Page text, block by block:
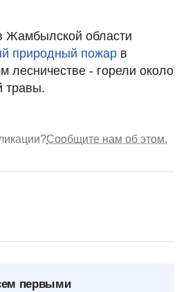
Жамбылской области
природный пожар в
лесничестве - горели около
травы.
Сообщите нам об этом.
первыми